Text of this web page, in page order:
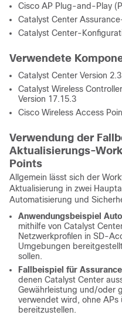
Cisco AP Plug-and-Play
Catalyst Center
Catalyst Center-
Verwendete
Catalyst Center Version
Catalyst Wireless
Version 17.15.3
Cisco Wireless Access
Verwendung der
Aktualisierungs-
Points
Allgemein lässt sich der
Aktualisierung in zwei
Automatisierung und
Anwendungsbeispiel
mithilfe von Catalyst
Netzwerkprofilen in SD-
Umgebungen
sollen.
Fallbeispiel für
denen Catalyst Center
Gewährleistung und/oder
verwendet wird, ohne APs
bereitzustellen.